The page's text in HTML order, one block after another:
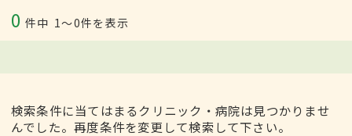
0 件中 1〜0件を表示
検索条件に当てはまるクリニック・病院は見つかりませ
んでした。再度条件を変更して検索して下さい。